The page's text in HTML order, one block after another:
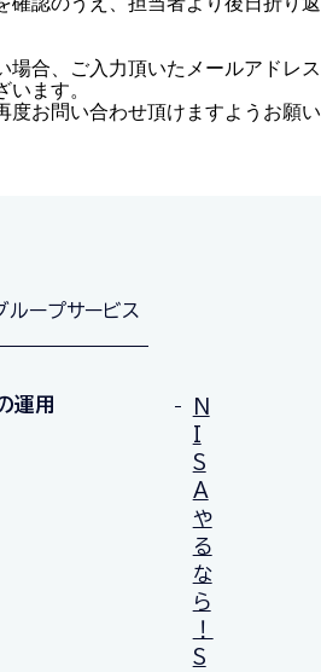
場合、ご入力頂いたメールアドレス
ます。
度お問い合わせ頂けますようお願い
ープサービス
運用
N
I
S
A
や
る
な
ら
！
S